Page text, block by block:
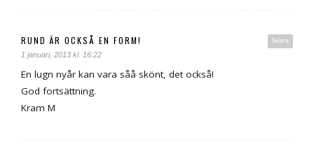
Svara
RUND ÄR OCKSÅ EN FORM!
1 januari, 2013 kl. 16:22
En lugn nyår kan vara såå skönt, det också!
God fortsättning.
Kram M